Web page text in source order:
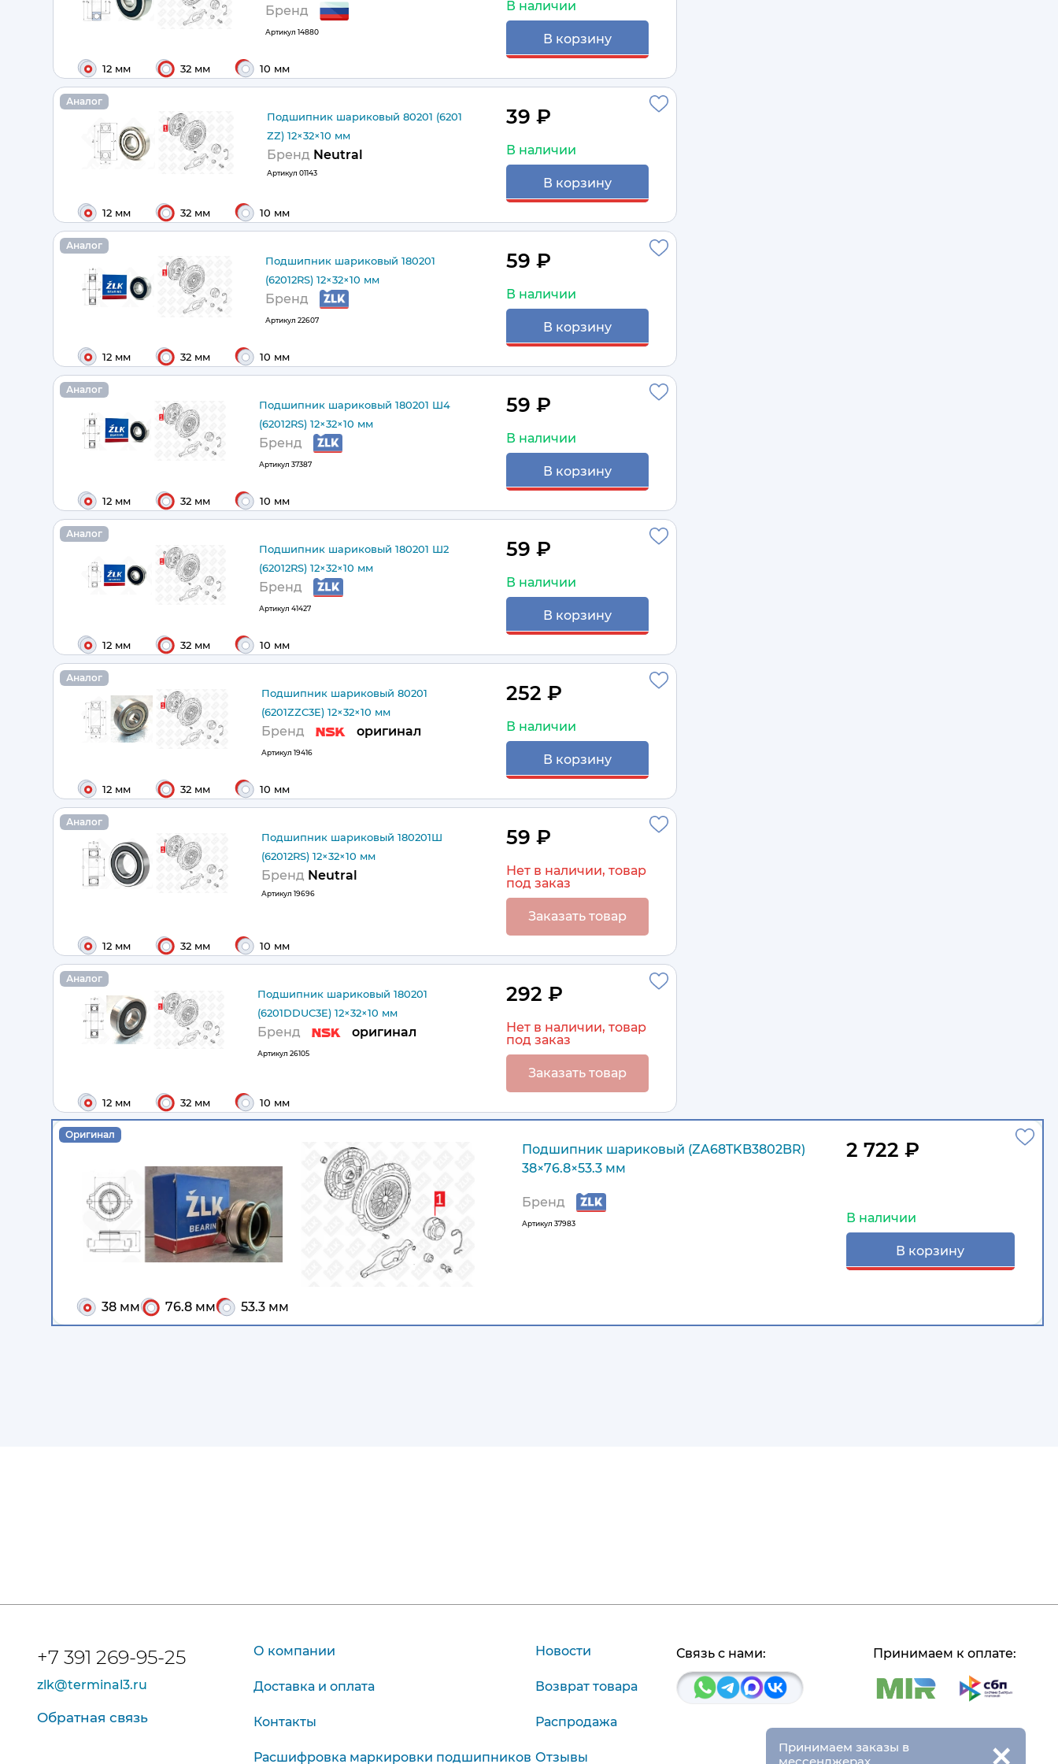
Бренд
Артикул 14880
12 мм 32 мм 10 мм
В наличии
В корзину
Аналог
Подшипник шариковый 80201 (6201
ZZ) 12×32×10 мм
Бренд Neutral
Артикул 01143
12 мм 32 мм 10 мм
39 ₽
В наличии
В корзину
Аналог
Подшипник шариковый 180201
(62012RS) 12×32×10 мм
Бренд
Артикул 22607
12 мм 32 мм 10 мм
59 ₽
В наличии
В корзину
Аналог
Подшипник шариковый 180201 Ш4
(62012RS) 12×32×10 мм
Бренд
Артикул 37387
12 мм 32 мм 10 мм
59 ₽
В наличии
В корзину
Аналог
Подшипник шариковый 180201 Ш2
(62012RS) 12×32×10 мм
Бренд
Артикул 41427
12 мм 32 мм 10 мм
59 ₽
В наличии
В корзину
Аналог
Подшипник шариковый 80201
(6201ZZC3E) 12×32×10 мм
Бренд оригинал
Артикул 19416
12 мм 32 мм 10 мм
252 ₽
В наличии
В корзину
Аналог
Подшипник шариковый 180201Ш
(62012RS) 12×32×10 мм
Бренд Neutral
Артикул 19696
12 мм 32 мм 10 мм
59 ₽
Нет в наличии, товар
под заказ
Заказать товар
Аналог
Подшипник шариковый 180201
(6201DDUC3E) 12×32×10 мм
Бренд оригинал
Артикул 26105
12 мм 32 мм 10 мм
292 ₽
Нет в наличии, товар
под заказ
Заказать товар
Оригинал
Подшипник шариковый (ZA68TKB3802BR)
38×76.8×53.3 мм
Бренд
Артикул 37983
38 мм 76.8 мм 53.3 мм
2 722 ₽
В наличии
В корзину
+7 391 269-95-25
zlk@terminal3.ru
Обратная связь
О компании
Доставка и оплата
Контакты
Расшифровка маркировки подшипников
Новости
Возврат товара
Распродажа
Отзывы
Связь с нами: Принимаем к оплате:
Принимаем заказы в